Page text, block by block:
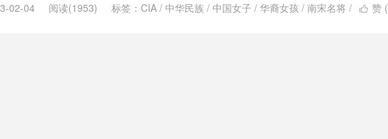
 赞 (
02-04 阅读(1953) 标签： CIA / 中华民族 / 中国女子 / 华裔女孩 / 南宋名将 /